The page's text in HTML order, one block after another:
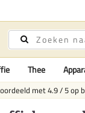
Thee
met4.9/5op